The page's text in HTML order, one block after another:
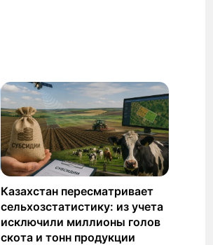
Казахстан пересматривает
сельхозстатистику: из учета
исключили миллионы голов
скота и тонн продукции